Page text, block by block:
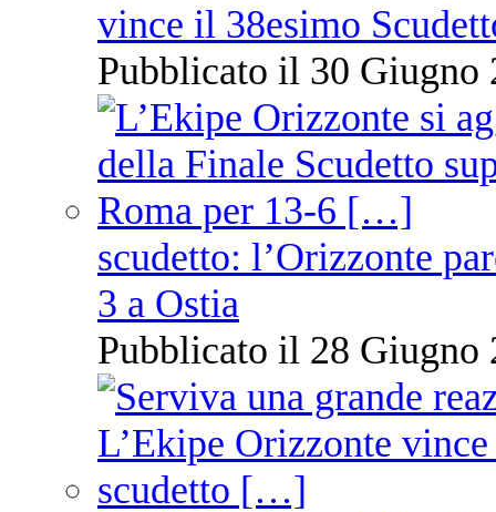
vince il 38esimo
Pubblicato il 30 Giugno
scudetto: l’Orizzonte
3 a Ostia
Pubblicato il 28 Giugno